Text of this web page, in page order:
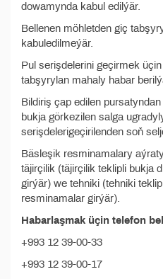
dowamynda kabul edilýär.
Bellenen möhletden giç
kabuledilmeýär.
Pul serişdelerini geçirmek
tabşyrylan mahaly habar
Bildiriş çap edilen
bukja görkezilen salga
serişdelerigeçirilenden soň
Bäsleşik resminamalary
täjirçilik (täjirçilik teklipli bukja
girýär) we tehniki (tehniki
resminamalar girýär).
Habarlaşmak üçin telefon
+993 12 39-00-33
+993 12 39-00-17